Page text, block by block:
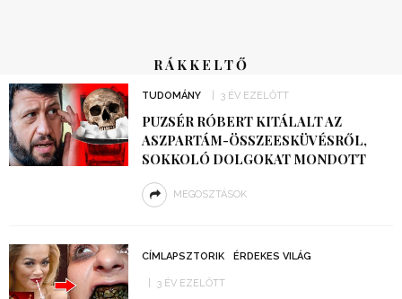
RÁKKELTŐ
TUDOMÁNY 3 ÉV EZELŐTT
PUZSÉR RÓBERT KITÁLALT AZ
ASZPARTÁM-ÖSSZEESKÜVÉSRŐL,
SOKKOLÓ DOLGOKAT MONDOTT
MEGOSZTÁSOK
CÍMLAPSZTORIK ÉRDEKES VILÁG
3 ÉV EZELŐTT